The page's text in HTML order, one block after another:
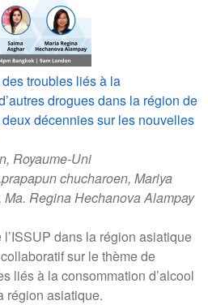
troubles liés à la
drogues dans la région de
décennies sur les nouvelles
Royaume-Uni
chucharoen, Mariya
Ma. Regina Hechanova Alampay
dans la région asiatique
sur le thème de
liés à la consommation d’alcool
région asiatique.